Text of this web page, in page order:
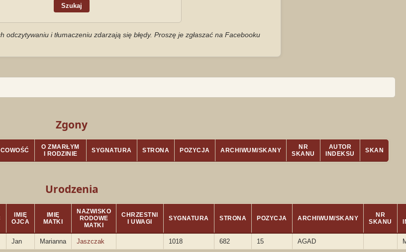
i tłumaczeniu zdarzają się błędy. Proszę je zgłaszać na Facebooku
Zgony
O ZMARŁYM
I RODZINIE
SYGNATURA STRONA POZYCJA ARCHIWUM/SKANY
NR
SKANU
AUTOR
INDEKSU
SKAN
Urodzenia
IMIĘ
OJCA
IMIĘ
MATKI
NAZWISKO
RODOWE
MATKI
CHRZESTNI
I UWAGI
SYGNATURA STRONA POZYCJA ARCHIWUM/SKANY
NR
SKANU
Jan Marianna Jaszczak 1018 682 15 AGAD